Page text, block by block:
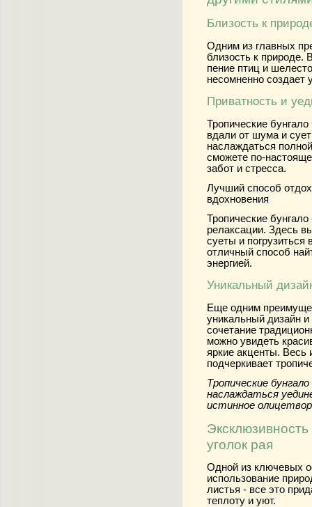
Близость к
Одним из главных
близость к природе.
пение птиц и
несомненно создает
Приватность и
Тропические
вдали от шума и
наслаждаться
сможете по-
забот и стресса.
Лучший способ
вдохновения
Тропические
релаксации. Здесь
суеты и
отличный способ
энергией.
Уникальный
Еще одним
уникальный дизайн
сочетание
можно увидеть
яркие акценты. Весь
подчеркивает
Тропические
наслаждаться
истинное
уголок рая
Одной из ключевых
использование
листья - все это
теплоту и уют.